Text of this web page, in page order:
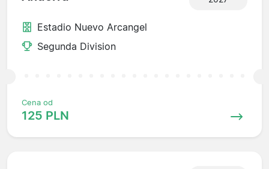
Estadio Nuevo Arcangel
Segunda Division
Cena od
125 PLN